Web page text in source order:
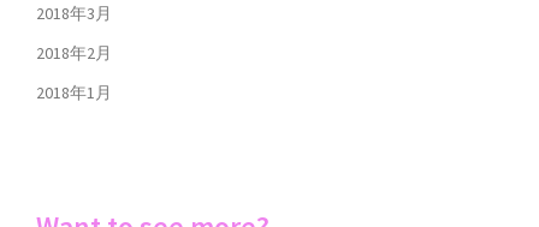
2018年3月
2018年2月
2018年1月